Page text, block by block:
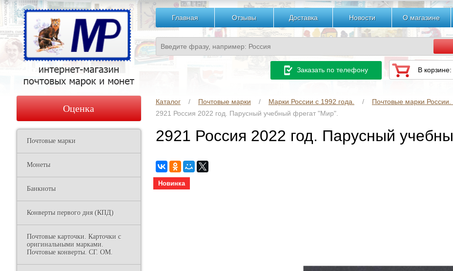
Главная Отзывы Доставка Новости О магазине
Заказать по телефону В корзине:
Каталог Почтовые марки Марки России с 1992 года.
Почтовые марки России.
2921 Россия 2022 год. Парусный учебный фрегат "Мир".
2921 Россия 2022 год. Парусный
Новинка
Оценка
Почтовые марки
Монеты
Банкноты
Конверты первого дня (КПД)
Почтовые карточки. Карточки с
оригинальными марками.
Почтовые конверты. СГ. ОМ.